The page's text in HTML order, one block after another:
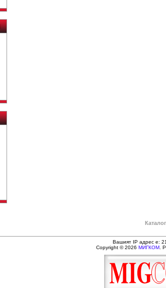
Каталог
Вашият IP адрес е:
Copyright © 2026 МИГКОМ.